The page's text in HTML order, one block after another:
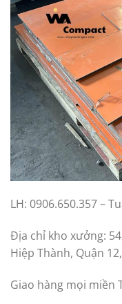
LH: 0906.650.357 –
Địa chỉ kho xưởng:
Hiệp Thành, Quận
Giao hàng mọi miền